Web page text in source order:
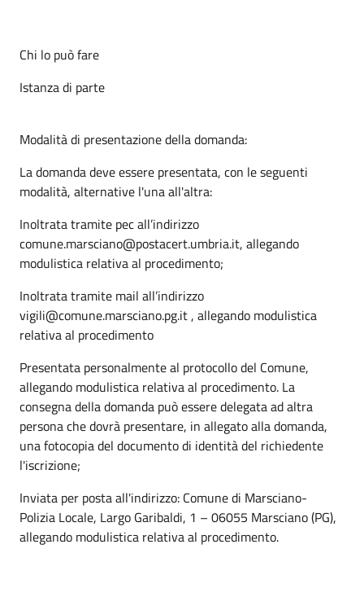
Chi lo può fare
Istanza di parte
Modalità di presentazione della domanda:
La domanda deve essere presentata, con le seguenti
modalità, alternative l'una all'altra:
Inoltrata tramite pec all’indirizzo
comune.marsciano@postacert.umbria.it, allegando
modulistica relativa al procedimento;
Inoltrata tramite mail all’indirizzo
vigili@comune.marsciano.pg.it , allegando modulistica
relativa al procedimento
Presentata personalmente al protocollo del Comune,
allegando modulistica relativa al procedimento. La
consegna della domanda può essere delegata ad altra
persona che dovrà presentare, in allegato alla domanda,
una fotocopia del documento di identità del richiedente
l'iscrizione;
Inviata per posta all'indirizzo: Comune di Marsciano-
Polizia Locale, Largo Garibaldi, 1 – 06055 Marsciano (PG),
allegando modulistica relativa al procedimento.